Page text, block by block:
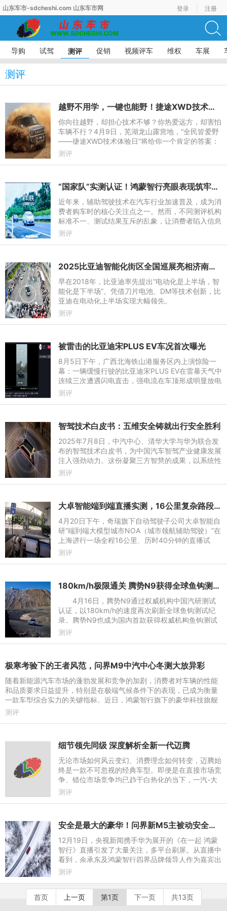
山东车市-sdcheshi.com 山东车市网 登录 注册
导购 试驾 测评 促销 视频评车 维权 车展
测评
越野不用学，一键也能野！捷途XWD技术体验日，硬核实力即将揭晓
你向往越野，却担心技术不够？你热爱远方，却害怕
车辆不行？4月9日，芜湖龙山露营地，“全民皆爱野
——捷途XWD技术体验日”将给你一个肯定的答案：
越野不用学，一键也能野。本次活动，捷途汽车将向
测评
“国家队”实测认证！鸿蒙智行亮眼表现筑牢辅助驾驶安全防线
近年来，辅助驾驶技术在汽车行业加速普及，成为消
费者购车时的核心关注点之一。然而，不同测评机构
标准不一、测试结果互斥的乱象，让消费者陷入信息
迷雾，难以判断究竟哪种辅助驾驶系统真正安全可
测评
2025比亚迪智能化街区全国巡展亮相济南｜让好技术人人可享
早在2018年，比亚迪率先提出“电动化是上半场，智
能化是下半场”。凭借刀片电池、DM等技术创新，比
亚迪在电动化上半场实现大幅领先。
测评
被雷击的比亚迪宋PLUS EV车况首次曝光
8月5日下午，广西北海铁山港服务区内上演惊险一
幕：一辆缓慢行驶的比亚迪宋PLUS EV在雷暴天气中
连续三次遭遇闪电直击，强电流在车顶形成明显放电
现象，据了解车内女性驾驶员全程未受伤害，并已按
测评
智驾技术白皮书：五维安全铸就出行安全胜利
2025年7月8日，中汽中心、清华大学与华为联合发
布的智驾技术白皮书，为中国汽车智驾产业健康发展
注入强劲动力。这份凝聚三方智慧的成果，以系统性
的“五维安全”理念，为中国智能驾驶产业构筑起一张
测评
大卓智能端到端直播实测，16公里复杂路段挑战成功
4月20日下午，奇瑞旗下自动驾驶子公司大卓智能自
研“端到端大模型城市NOA（城市领航辅助驾驶）”在
上海进行一场全程16公里、历时40分钟的直播试
驾，重磅推出基于端到端大模型与英伟达Thor芯片
测评
180km/h极限通关 腾势N9获得全球鱼钩测试最高速认证
4月16日，腾势N9通过权威机构中国汽研测试
认证，以180km/h的速度再次刷新全球鱼钩测试纪
录。腾势N9也成为国内首款获得权威机构鱼钩测试
认证的车型。之前，在腾势N9发布会上官方公布的
测评
极寒考验下的王者风范，问界M9中汽中心冬测大放异彩
随着新能源汽车市场的蓬勃发展和竞争的加剧，消费者对车辆的性能
和品质要求日益提升，特别是在极端气候条件下的表现，已成为衡量
一款车型综合实力的关键指标。近日，鸿蒙智行旗下的豪华科技旗舰
SUV问界M9，在中汽中心
测评
细节领先同级 深度解析全新一代迈腾
无论市场如何风云变幻、消费理念如何转变，迈腾始
终是一款不可忽视的经典车型。即便是在直接市场竞
争、错位市场竞争均已趋于白热化的当下，一汽-大
众迈腾始终以将近2万的月销量牢牢占据着B级车市
测评
安全是最大的豪华！问界新M5主被动安全拉满
12月19日，央视新闻携手华为展开的《在一起 鸿蒙
智行》直播引发了大量关注，多平台刷屏。从直播中
看到，余承东及鸿蒙智行四界品牌领导人作为嘉宾出
席，与撒贝宁、尼格买提等知名主持人共同探讨新能
测评
首页 上一页 第1页 下一页 共13页